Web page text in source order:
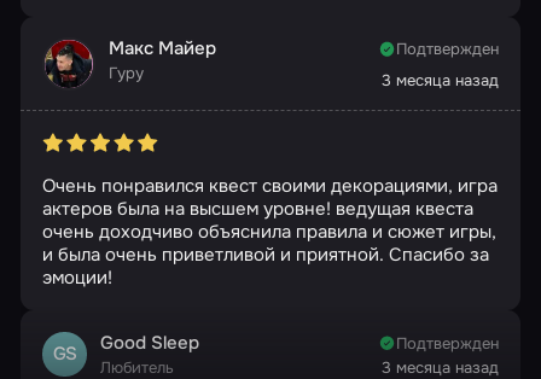
Макс Майер
Гуру
Подтвержден
3 месяца назад
Очень понравился квест своими декорациями, игра
актеров была на высшем уровне! ведущая квеста
очень доходчиво объяснила правила и сюжет игры,
и была очень приветливой и приятной. Спасибо за
эмоции!
GS Good Sleep
Любитель
Подтвержден
3 месяца назад